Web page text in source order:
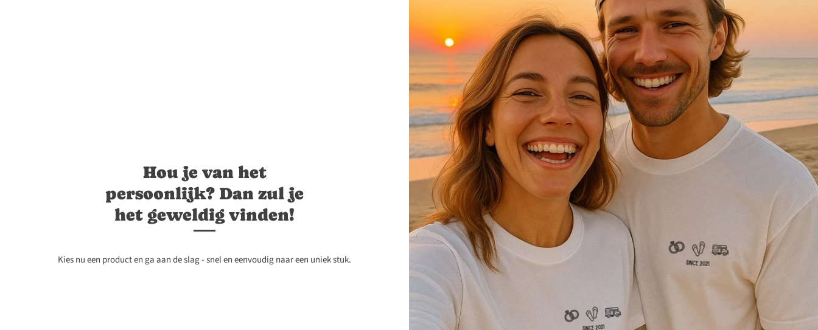
Hou je van het
persoonlijk? Dan zul je
het geweldig vinden!
Kies nu een product en ga aan de slag - snel en eenvoudig naar een uniek stuk.